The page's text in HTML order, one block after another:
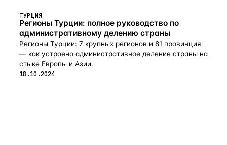
ТУРЦИЯ
Регионы Турции: полное руководство по
административному делению страны
Регионы Турции: 7 крупных регионов и 81 провинция
— как устроено административное деление страны на
стыке Европы и Азии.
18.10.2024